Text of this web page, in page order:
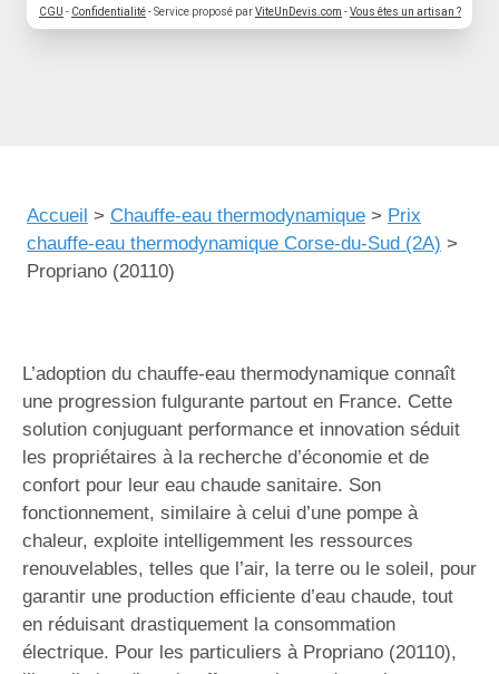
CGU - Confidentialité- Service proposé parViteUnDevis.com -Vous êtes un artisan ?
Accueil > Chauffe-eau thermodynamique > Prix
chauffe-eau thermodynamique Corse-du-Sud (2A) >
Propriano (20110)
L’adoption du chauffe-eau thermodynamique connaît
une progression fulgurante partout en France. Cette
solution conjuguant performance et innovation séduit
les propriétaires à la recherche d’économie et de
confort pour leur eau chaude sanitaire. Son
fonctionnement, similaire à celui d’une pompe à
chaleur, exploite intelligemment les ressources
renouvelables, telles que l’air, la terre ou le soleil, pour
garantir une production efficiente d’eau chaude, tout
en réduisant drastiquement la consommation
électrique. Pour les particuliers à Propriano (20110),